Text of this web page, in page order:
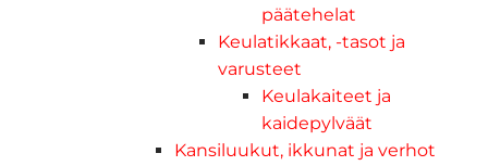
päätehelat
Keulatikkaat, -tasot ja
varusteet
Keulakaiteet ja
kaidepylväät
Kansiluukut, ikkunat ja verhot